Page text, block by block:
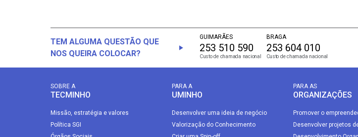
TEM ALGUMA QUESTÃO QUE
NOS QUEIRA COLOCAR?
GUIMARÃES
253 510 590
Custo de chamada nacional
BRAGA
253 604 010
Custo de chamada nacional
SOBRE A
TECMINHO
Missão, estratégia e valores
Política SGI
PARA A
UMINHO
Desenvolver uma ideia de negócio
Valorização do Conhecimento
PARA AS
ORGANIZAÇÕES
Promover o
Desenvolver projetos